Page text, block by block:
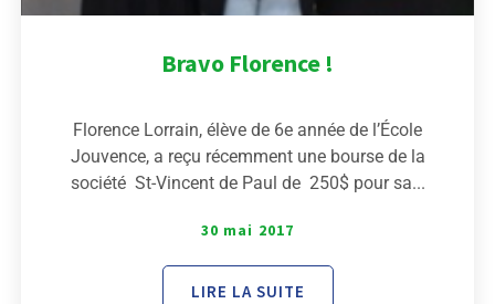
Bravo Florence !
Florence Lorrain, élève de 6e année de l’École
Jouvence, a reçu récemment une bourse de la
société St-Vincent de Paul de 250$ pour sa...
30 mai 2017
LIRE LA SUITE